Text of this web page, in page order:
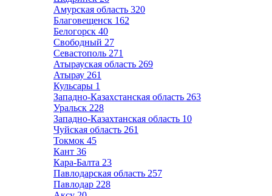
Амурская область 320
Благовещенск 162
Белогорск 40
Свободный 27
Севастополь 271
Атырауская область 269
Атырау 261
Кульсары 1
Западно-Казахстанская область 263
Уральск 228
Западно-Казахтанская область 10
Чуйская область 261
Токмок 45
Кант 36
Кара-Балта 23
Павлодарская область 257
Павлодар 228